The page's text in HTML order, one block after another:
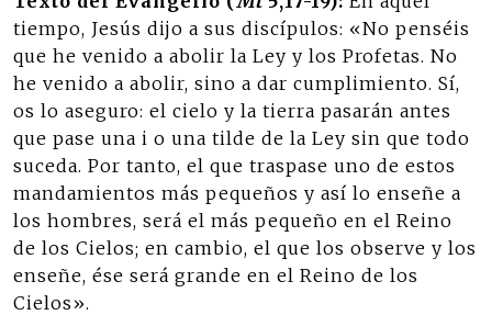
tiempo, Jesús dijo a sus discípulos: «No penséis
que he venido a abolir la Ley y los Profetas. No
he venido a abolir, sino a dar cumplimiento. Sí,
os lo aseguro: el cielo y la tierra pasarán antes
que pase una i o una tilde de la Ley sin que todo
suceda. Por tanto, el que traspase uno de estos
mandamientos más pequeños y así lo enseñe a
los hombres, será el más pequeño en el Reino
de los Cielos; en cambio, el que los observe y los
enseñe, ése será grande en el Reino de los
Cielos».